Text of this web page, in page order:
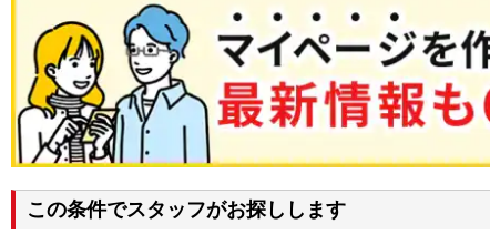
この条件でスタッフがお探しします